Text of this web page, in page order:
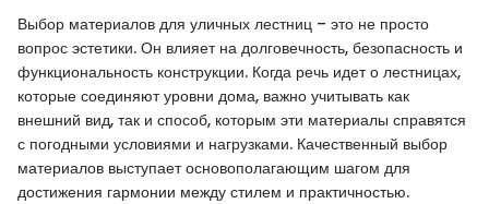
Выбор материалов для уличных лестниц – это не просто
вопрос эстетики. Он влияет на долговечность, безопасность и
функциональность конструкции. Когда речь идет о лестницах,
которые соединяют уровни дома, важно учитывать как
внешний вид, так и способ, которым эти материалы справятся
с погодными условиями и нагрузками. Качественный выбор
материалов выступает основополагающим шагом для
достижения гармонии между стилем и практичностью.